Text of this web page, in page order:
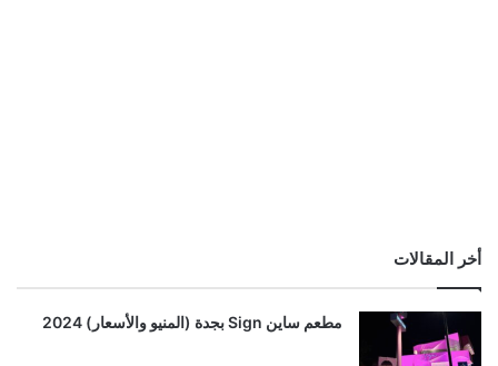
أخر المقالات
مطعم ساين Sign بجدة (المنيو والأسعار) 2024